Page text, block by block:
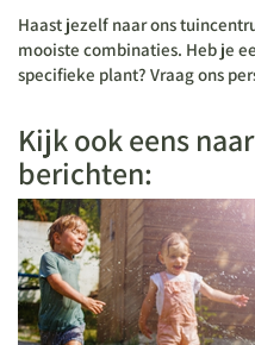
Haast jezelf naar ons
mooiste combinaties. Heb je
specifieke plant? Vraag ons
Kijk ook eens
berichten: